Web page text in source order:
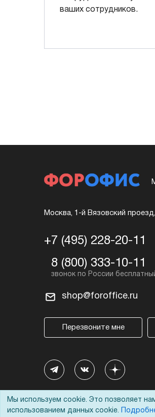
ваших сотрудников.
Москва, 1-й Вязовский проезд,
+7 (495) 228-20-11
8 (800) 333-10-11
shop@foroffice.ru
Перезвоните мне
Мы используем cookie. Это позволяет
использованием данных cookie.